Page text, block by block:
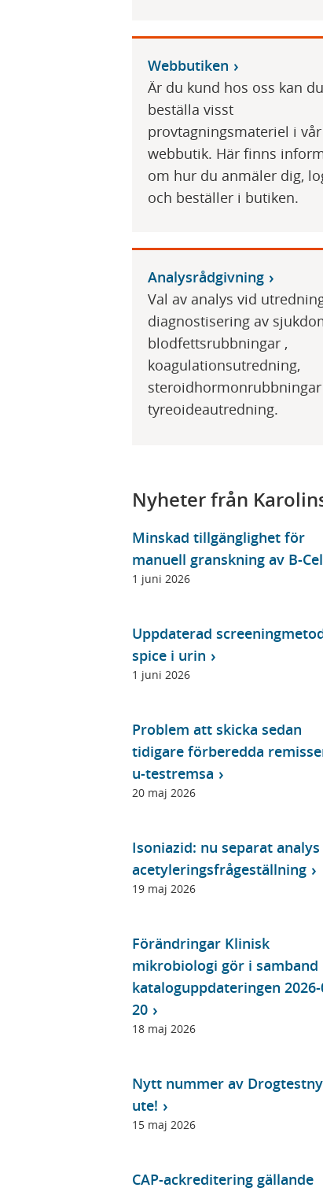
Webbutiken
Är du kund hos oss kan du
beställa visst
provtagningsmateriel i vår
webbutik. Här finns
om hur du anmäler dig,
och beställer i butiken.
Analysrådgivning
Val av analys vid
diagnostisering av
blodfettsrubbningar ,
koagulationsutredning,
tyreoideautredning.
Nyheter från
Minskad tillgänglighet för
manuell granskning av B-
1 juni 2026
Uppdaterad
spice i urin
1 juni 2026
Problem att skicka sedan
tidigare förberedda
u-testremsa
20 maj 2026
Isoniazid: nu separat
acetyleringsfrågeställning
19 maj 2026
Förändringar Klinisk
mikrobiologi gör i samband
kataloguppdateringen 2026-
20
18 maj 2026
Nytt nummer av
ute!
15 maj 2026
CAP-ackreditering gällande